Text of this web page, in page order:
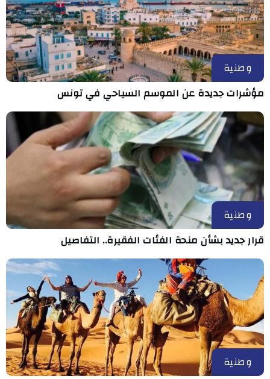
وطنية
مؤشرات جديدة عن الموسم السياحي في تونس
وطنية
قرار جديد بشأن منحة الفئات الفقيرة.. التفاصيل
وطنية